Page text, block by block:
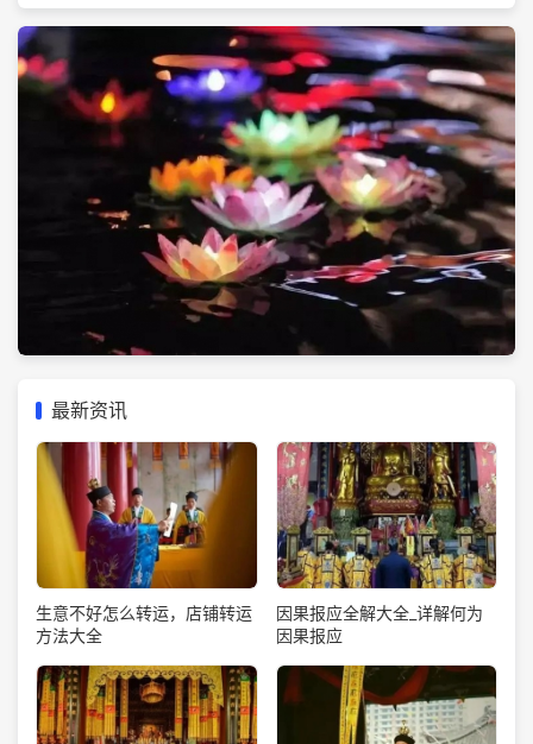
最新资讯
生意不好怎么转运，店铺转运
方法大全
因果报应全解大全_详解何为
因果报应